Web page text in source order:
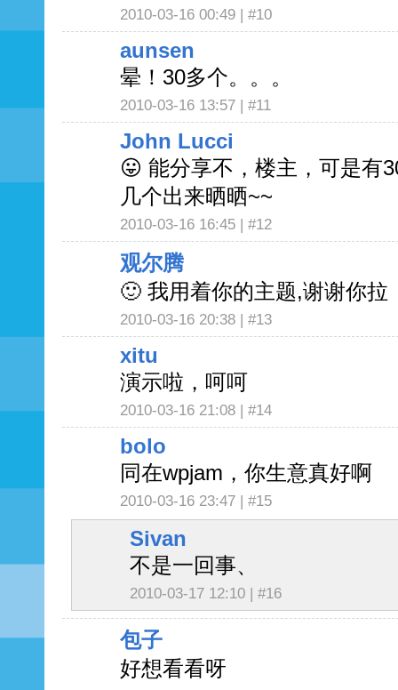
2010-03-16 00:49 | #10
aunsen
晕！30多个。。。
2010-03-16 13:57 | #11
John Lucci
😛 能分享不，楼主，可是有
几个出来晒晒~~
2010-03-16 16:45 | #12
观尔腾
🙂 我用着你的主题,谢谢你拉
2010-03-16 20:38 | #13
xitu
演示啦，呵呵
2010-03-16 21:08 | #14
bolo
同在wpjam，你生意真好啊
2010-03-16 23:47 | #15
Sivan
不是一回事、
2010-03-17 12:10 | #16
包子
好想看看呀